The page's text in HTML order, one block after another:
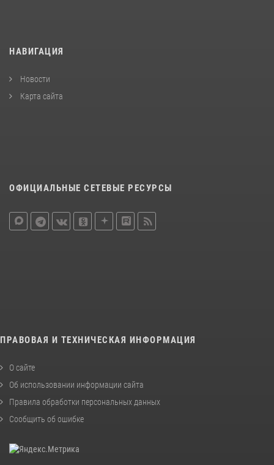
НАВИГАЦИЯ
Новости
Карта сайта
ОФИЦИАЛЬНЫЕ СЕТЕВЫЕ РЕСУРСЫ
ПРАВОВАЯ И ТЕХНИЧЕСКАЯ ИНФОРМАЦИЯ
О сайте
Об использовании информации сайта
Правила обработки персональных данных
Сообщить об ошибке